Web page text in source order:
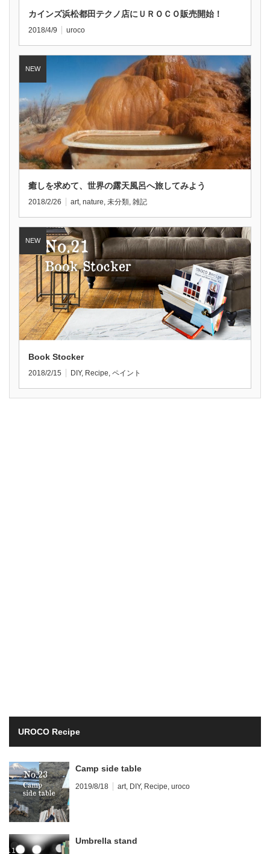
カインズ浜松都田テクノ店にＵＲＯＣＯ販売開始！
2018/4/9 uroco
癒しを求めて、世界の露天風呂へ旅してみよう
2018/2/26 art nature 未分類 雑記
Book Stocker
2018/2/15 DIY, Recipe, ペイント
UROCO Recipe
Camp side table
2019/8/18 art, DIY, Recipe, uroco
Umbrella stand